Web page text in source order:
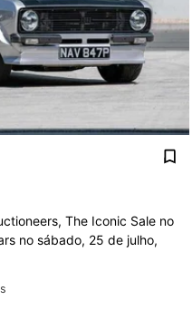
The Iconic Sale no
no sábado, 25 de julho,